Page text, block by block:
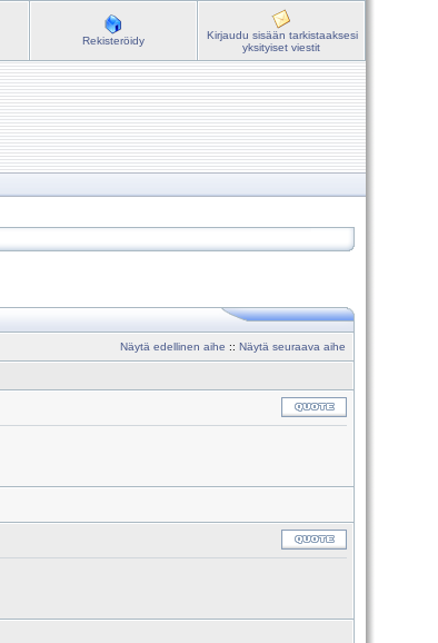
Rekisteröidy
Kirjaudu sisään tarkistaaksesi
yksityiset viestit
Näytä edellinen aihe :: Näytä seuraava aihe